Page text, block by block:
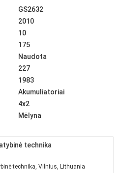
GS2632
2010
10
175
Naudota
227
1983
Akumuliatoriai
4x2
Mėlyna
technika
technika, Vilnius, Lithuania